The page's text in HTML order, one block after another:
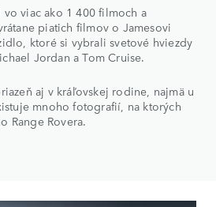
vo viac ako 1 400 filmoch a
piatich filmov o Jamesovi
ktoré si vybrali svetové hviezdy
Jordan a Tom Cruise.
aj v kráľovskej rodine, najmä u
mnoho fotografií, na ktorých
Range Rovera.